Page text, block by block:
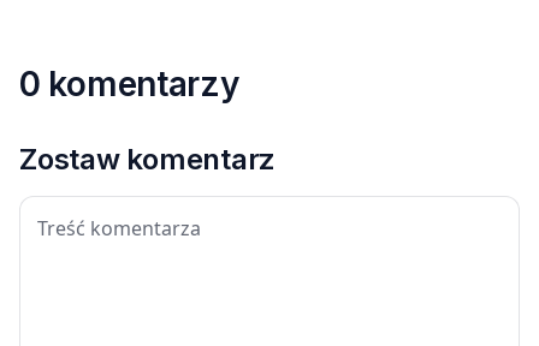
0 komentarzy
Zostaw komentarz